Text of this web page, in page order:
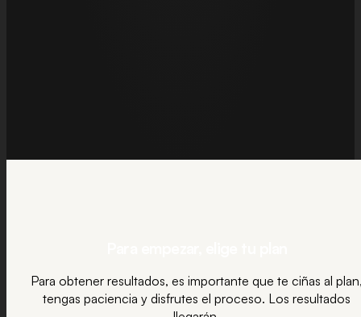
Para obtener resultados, es importante que te ciñas al
tengas paciencia y disfrutes el proceso. Los resultados